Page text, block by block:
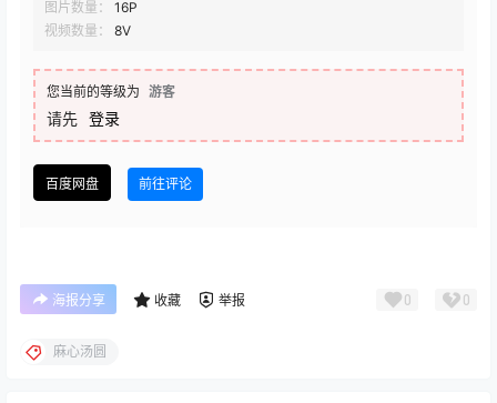
图片数量：
16P
视频数量：
8V
您当前的等级为 游客
请先 登录
百度网盘 前往评论
海报分享 收藏 举报 0 0
麻心汤圆